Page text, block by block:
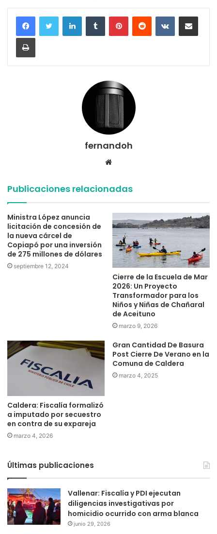
LinkedInTumblr PinterestReddit VKontakteCompartir por
Imprimir
fernandoh
Sitio
Publicaciones relacionadas
Ministra López anuncia
licitación de concesión de
la nueva cárcel de
Copiapó por una inversión
de 275 millones de dólares
septiembre 12, 2024
Cierre de la Escuela de Mar
2026: Un Proyecto
Transformador para los
Niños y Niñas de Chañaral
de Aceituno
marzo 9, 2026
Caldera: Fiscalía formalizó
a imputado por secuestro
en contra de su expareja
marzo 4, 2026
Gran Cantidad De Basura
Post Cierre De Verano en la
Comuna de Caldera
marzo 4, 2025
Últimas publicaciones
Vallenar: Fiscalía y PDI ejecutan
diligencias investigativas por
homicidio ocurrido con arma blanca
junio 29, 2026